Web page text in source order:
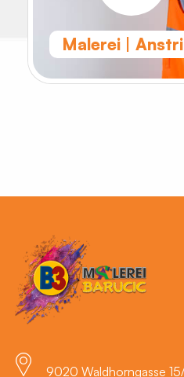
Malerei |
9020 Waldhorngasse